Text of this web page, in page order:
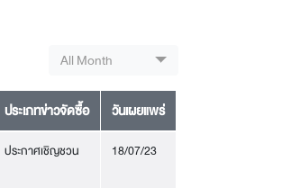
All Month
ประเภทข่าวจัดซื้อ วันเผยแพร่
ประกาศเชิญชวน 18/07/23